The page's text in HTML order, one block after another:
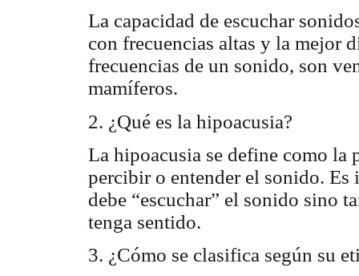
La capacidad de escuchar
con frecuencias altas y la mejor
frecuencias de un sonido, son
mamíferos.
2. ¿Qué es la hipoacusia?
La hipoacusia se define como la
percibir o entender el sonido. Es
debe “escuchar” el sonido sino
tenga sentido.
3. ¿Cómo se clasifica según su